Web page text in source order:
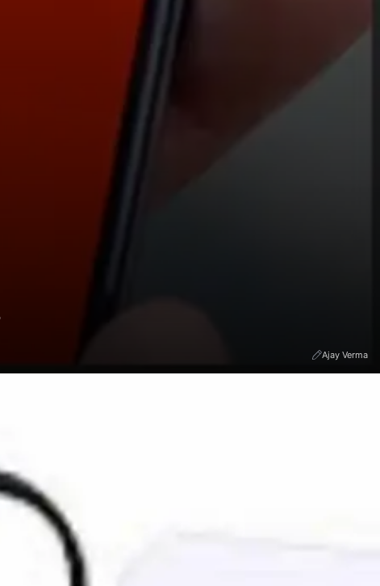
Ajay Verma